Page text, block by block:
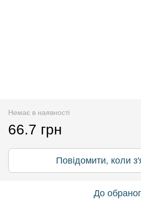
Немає в наявності
66.7 грн
Повідомити, коли
До